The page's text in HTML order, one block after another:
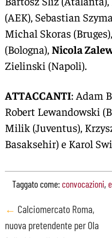
(AEK), Sebastian
Michal Skoras
(Bologna), Nicola
Zielinski (Napoli).
ATTACCANTI: Adam
Robert Lewandowski
Milik (Juventus),
Basaksehir) e Karol
Taggato come: convocazioni,
Post
navigation
← Calciomercato Roma,
nuova pretendente per Ola